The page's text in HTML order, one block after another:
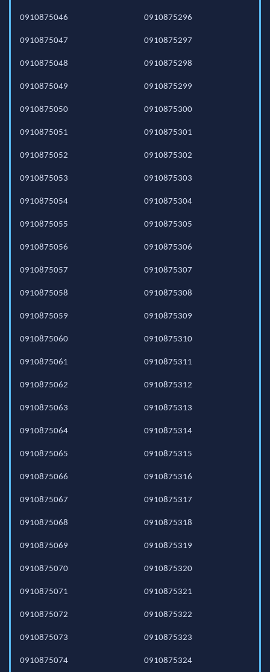
0910875046
0910875047
0910875048
0910875049
0910875050
0910875051
0910875052
0910875053
0910875054
0910875055
0910875056
0910875057
0910875058
0910875059
0910875060
0910875061
0910875062
0910875063
0910875064
0910875065
0910875066
0910875067
0910875068
0910875069
0910875070
0910875071
0910875072
0910875073
0910875074
0910875296
0910875297
0910875298
0910875299
0910875300
0910875301
0910875302
0910875303
0910875304
0910875305
0910875306
0910875307
0910875308
0910875309
0910875310
0910875311
0910875312
0910875313
0910875314
0910875315
0910875316
0910875317
0910875318
0910875319
0910875320
0910875321
0910875322
0910875323
0910875324